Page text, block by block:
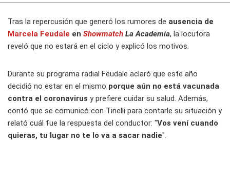
Tras la repercusión que generó los rumores de ausencia de
Marcela Feudale en Showmatch La Academia, la locutora
reveló que no estará en el ciclo y explicó los motivos.
Durante su programa radial Feudale aclaró que este año
decidió no estar en el mismo porque aún no está vacunada
contra el coronavirus y prefiere cuidar su salud. Además,
contó que se comunicó con Tinelli para contarle su situación y
relató cuál fue la respuesta del conductor: "Vos vení cuando
quieras, tu lugar no te lo va a sacar nadie".